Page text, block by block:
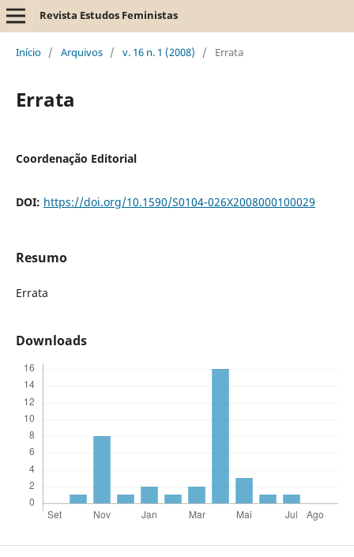
Revista Estudos Feministas
Início / Arquivos / v. 16 n. 1 (2008) / Errata
Errata
Coordenação Editorial
DOI: https://doi.org/10.1590/S0104-026X2008000100029
Resumo
Errata
Downloads